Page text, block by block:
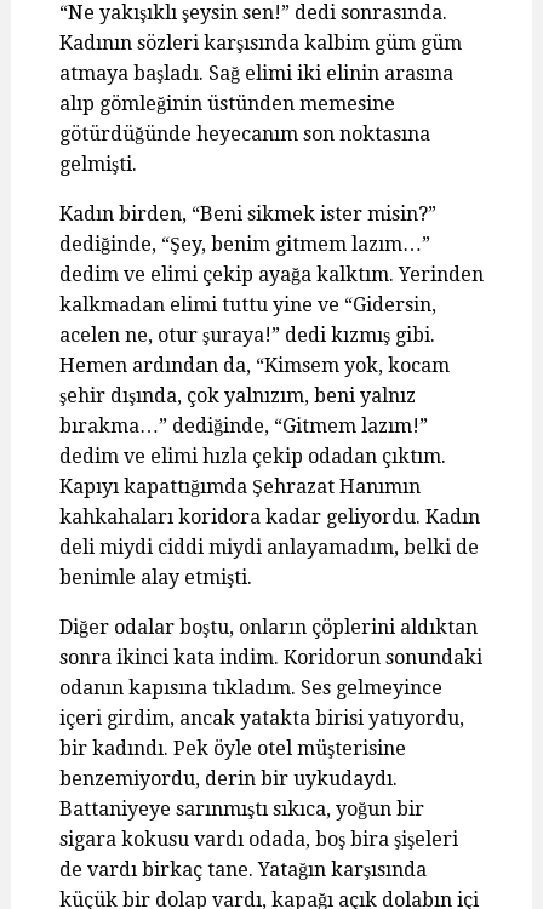
“Ne yakışıklı şeysin sen!” dedi sonrasında.
Kadının sözleri karşısında kalbim güm güm
atmaya başladı. Sağ elimi iki elinin arasına
alıp gömleğinin üstünden memesine
götürdüğünde heyecanım son noktasına
gelmişti.
Kadın birden, “Beni sikmek ister misin?”
dediğinde, “Şey, benim gitmem lazım…”
dedim ve elimi çekip ayağa kalktım. Yerinden
kalkmadan elimi tuttu yine ve “Gidersin,
acelen ne, otur şuraya!” dedi kızmış gibi.
Hemen ardından da, “Kimsem yok, kocam
şehir dışında, çok yalnızım, beni yalnız
bırakma…” dediğinde, “Gitmem lazım!”
dedim ve elimi hızla çekip odadan çıktım.
Kapıyı kapattığımda Şehrazat Hanımın
kahkahaları koridora kadar geliyordu. Kadın
deli miydi ciddi miydi anlayamadım, belki de
benimle alay etmişti.
Diğer odalar boştu, onların çöplerini aldıktan
sonra ikinci kata indim. Koridorun sonundaki
odanın kapısına tıkladım. Ses gelmeyince
içeri girdim, ancak yatakta birisi yatıyordu,
bir kadındı. Pek öyle otel müşterisine
benzemiyordu, derin bir uykudaydı.
Battaniyeye sarınmıştı sıkıca, yoğun bir
sigara kokusu vardı odada, boş bira şişeleri
de vardı birkaç tane. Yatağın karşısında
küçük bir dolap vardı, kapağı açık dolabın içi